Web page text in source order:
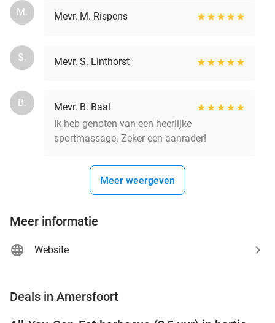
M. Mevr. M. Rispens
S. Mevr. S. Linthorst
B.
Mevr. B. Baal
Ik heb genoten van een heerlijke
sportmassage. Zeker een aanrader!
Meer weergeven
Meer informatie
Website
Deals in Amersfoort